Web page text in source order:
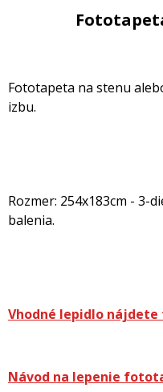
Fototapeta na stenu
izbu.
Rozmer: 254x183cm - 3-
balenia.
Vhodné lepidlo nájdete
Návod na lepenie